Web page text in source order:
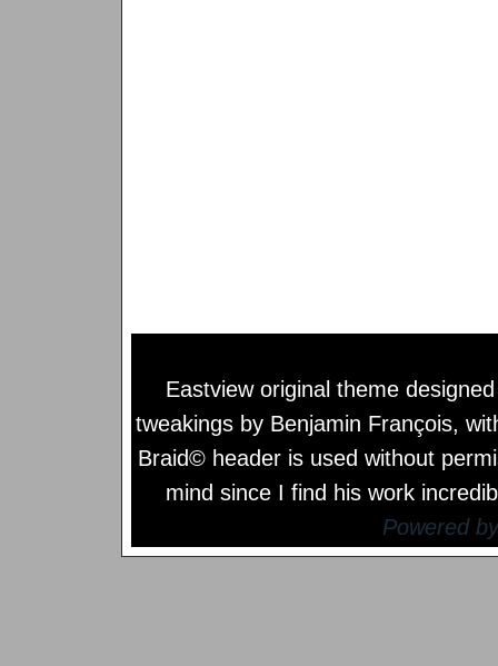
Eastview original theme
tweakings by Benjamin François,
Braid© header is used without
mind since I find his work
Powered